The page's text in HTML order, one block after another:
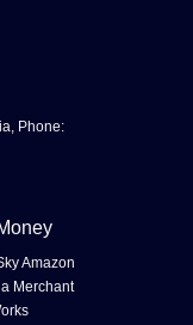
Phone:
Amazon
Merchant